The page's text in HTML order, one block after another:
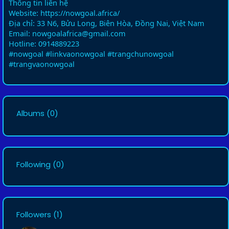
Thông tin liên hệ
Website: https://nowgoal.africa/
Địa chỉ: 33 N6, Bửu Long, Biên Hòa, Đồng Nai, Việt Nam
Email: nowgoalafrica@gmail.com
Hotline: 0914889223
#nowgoal #linkvaonowgoal #trangchunowgoal
#trangvaonowgoal
Albums (0)
Following (0)
Followers (1)